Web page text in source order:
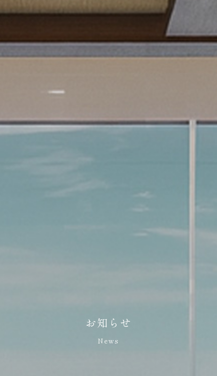
お知らせ
News